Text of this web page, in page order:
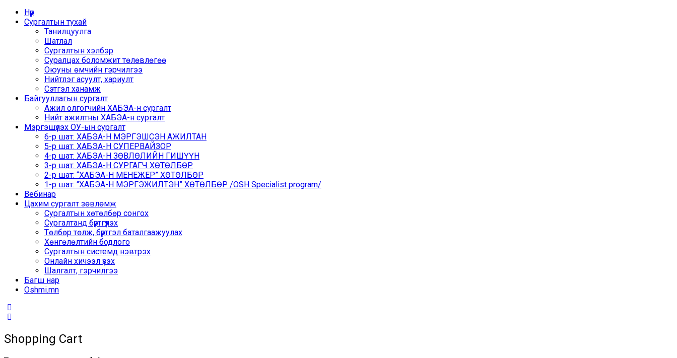
Нүүр
Сургалтын тухай
Танилцуулга
Шатлал
Сургалтын хэлбэр
Суралцах боломжит төлөвлөгөө
Оюуны өмчийн гэрчилгээ
Нийтлэг асуулт, хариулт
Сэтгэл ханамж
Байгууллагын сургалт
Ажил олгогчийн ХАБЭА-н сургалт
Нийт ажилтны ХАБЭА-н сургалт
Мэргэшүүлэх ОУ-ын сургалт
6-р шат: ХАБЭА-Н МЭРГЭШСЭН АЖИЛТАН
5-р шат: ХАБЭА-Н СУПЕРВАЙЗОР
4-р шат: ХАБЭА-Н ЗӨВЛӨЛИЙН ГИШҮҮН
3-р шат: ХАБЭА-Н СУРГАГЧ ХӨТӨЛБӨР
2-р шат: “ХАБЭА-Н МЕНЕЖЕР” ХӨТӨЛБӨР
1-р шат: “ХАБЭА-Н МЭРГЭЖИЛТЭН” ХӨТӨЛБӨР /OSH Specialist program/
Вебинар
Цахим сургалт зөвлөмж
Сургалтын хөтөлбөр сонгох
Сургалтанд бүртгүүлэх
Төлбөр төлж, бүртгэл баталгаажуулах
Хөнгөлөлтийн бодлого
Сургалтын системд нэвтрэх
Онлайн хичээл үзэх
Шалгалт, гэрчилгээ
Багш нар
Oshmi.mn
Shopping Cart